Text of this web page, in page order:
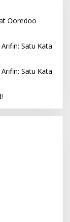
Ooredoo
Satu Kata
Satu Kata